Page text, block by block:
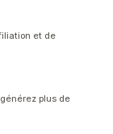
et de
plus de